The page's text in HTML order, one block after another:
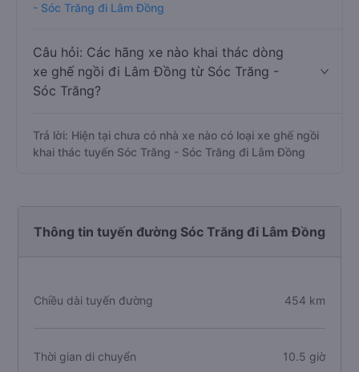
- Sóc Trăng đi Lâm Đồng
Câu hỏi: Các hãng xe nào khai thác dòng
xe ghế ngồi đi Lâm Đồng từ Sóc Trăng -
Sóc Trăng?
Trả lời: Hiện tại chưa có nhà xe nào có loại xe ghế ngồi
khai thác tuyến Sóc Trăng - Sóc Trăng đi Lâm Đồng
Thông tin tuyến đường Sóc Trăng đi Lâm Đồng
Chiều dài tuyến đường 454 km
Thời gian di chuyển 10.5 giờ